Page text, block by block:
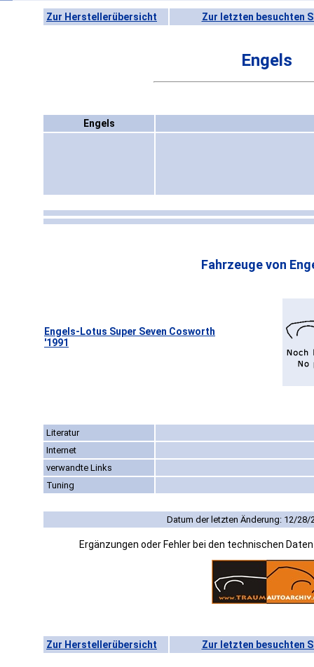
Zur Herstellerübersicht Zur letzten besuchten
Engels
Engels
Fahrzeuge von
Engels-Lotus Super Seven Cosworth
'1991
Literatur
Internet
verwandte Links
Tuning
Datum der letzten Änderung: 12/28/
Ergänzungen oder Fehler bei den technischen
Zur Herstellerübersicht Zur letzten besuchten